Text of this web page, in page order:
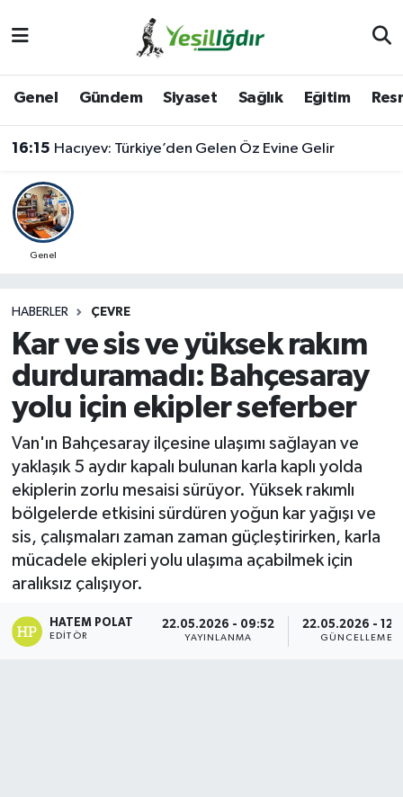
Genel Gündem Siyaset Sağlık Eğitim
16:15 Hacıyev: Türkiye’den Gelen Öz Evine Gelir
Genel
HABERLER ÇEVRE
Kar ve sis ve yüksek rakım
durduramadı: Bahçesaray
yolu için ekipler seferber
Van'ın Bahçesaray ilçesine ulaşımı sağlayan ve
yaklaşık 5 aydır kapalı bulunan karla kaplı yolda
ekiplerin zorlu mesaisi sürüyor. Yüksek rakımlı
bölgelerde etkisini sürdüren yoğun kar yağışı ve
sis, çalışmaları zaman zaman güçleştirirken, karla
mücadele ekipleri yolu ulaşıma açabilmek için
aralıksız çalışıyor.
HATEM POLAT
EDITÖR
22.05.2026 - 09:52
YAYINLANMA
22.05.2026 -
GÜNCELLEME
İğdir Namaz Vakitleri
Iğdır Trafik Yoğunluk Haritası
Süper Lig Puan Durumu ve Fikstür
Son Dakika Haberleri
Haber Arşivi